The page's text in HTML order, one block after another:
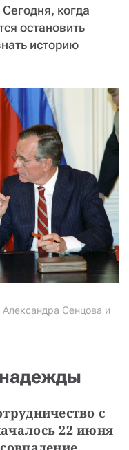
когда
остановить
историю
Сенцова и
с
22 июня